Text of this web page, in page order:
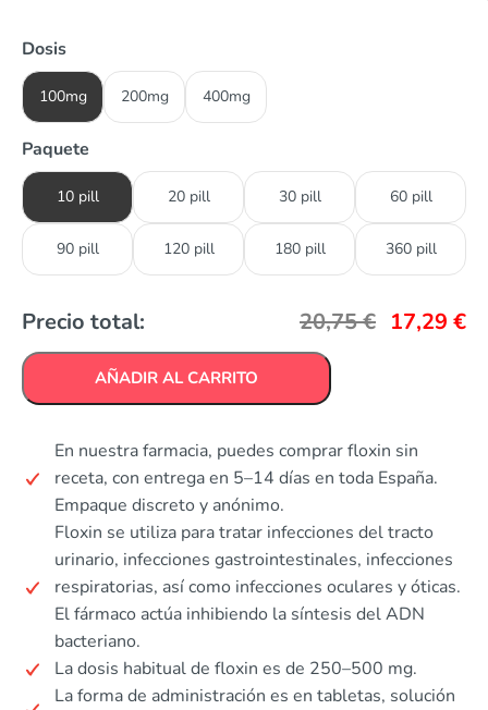
Dosis
100mg 200mg 400mg
Paquete
10 pill 20 pill 30 pill 60 pill
90 pill 120 pill 180 pill 360 pill
Precio total: 20,75€ 17,29 €
AÑADIR AL CARRITO
En nuestra farmacia, puedes comprar floxin sin
receta, con entrega en 5–14 días en toda España.
Empaque discreto y anónimo.
Floxin se utiliza para tratar infecciones del tracto
urinario, infecciones gastrointestinales, infecciones
respiratorias, así como infecciones oculares y óticas.
El fármaco actúa inhibiendo la síntesis del ADN
bacteriano.
La dosis habitual de floxin es de 250–500 mg.
La forma de administración es en tabletas, solución